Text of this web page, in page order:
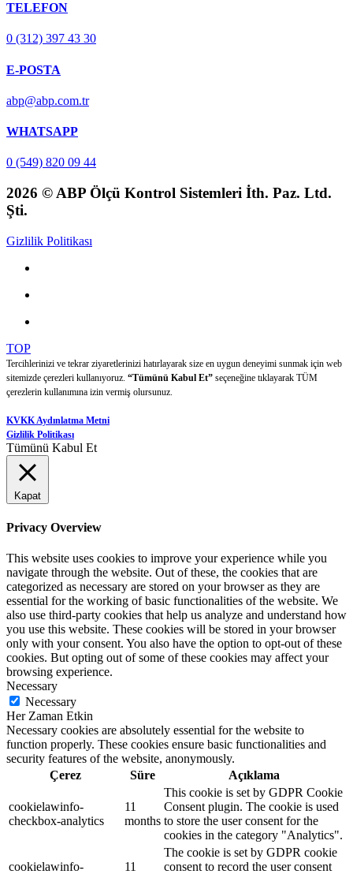
TELEFON
0 (312) 397 43 30
E-POSTA
abp@abp.com.tr
WHATSAPP
0 (549) 820 09 44
2026 © ABP Ölçü Kontrol Sistemleri İth. Paz. Ltd.
Şti.
Gizlilik Politikası
TOP
Tercihlerinizi ve tekrar ziyaretlerinizi hatırlayarak size en uygun deneyimi sunmak için web
sitemizde çerezleri kullanıyoruz. “Tümünü Kabul Et” seçeneğine tıklayarak TÜM
çerezlerin kullanımına izin vermiş olursunuz.
KVKK Aydınlatma Metni
Gizlilik Politikası
Tümünü Kabul Et
Kapat
Privacy Overview
This website uses cookies to improve your experience while you
navigate through the website. Out of these, the cookies that are
categorized as necessary are stored on your browser as they are
essential for the working of basic functionalities of the website. We
also use third-party cookies that help us analyze and understand how
you use this website. These cookies will be stored in your browser
only with your consent. You also have the option to opt-out of these
cookies. But opting out of some of these cookies may affect your
browsing experience.
Necessary
Necessary
Her Zaman Etkin
Necessary cookies are absolutely essential for the website to
function properly. These cookies ensure basic functionalities and
security features of the website, anonymously.
Çerez
Süre Açıklama
cookielawinfo-
checkbox-analytics
11
months
This cookie is set by GDPR Cookie
Consent plugin. The cookie is used
to store the user consent for the
cookies in the category "Analytics".
cookielawinfo- 11
The cookie is set by GDPR cookie
consent to record the user consent